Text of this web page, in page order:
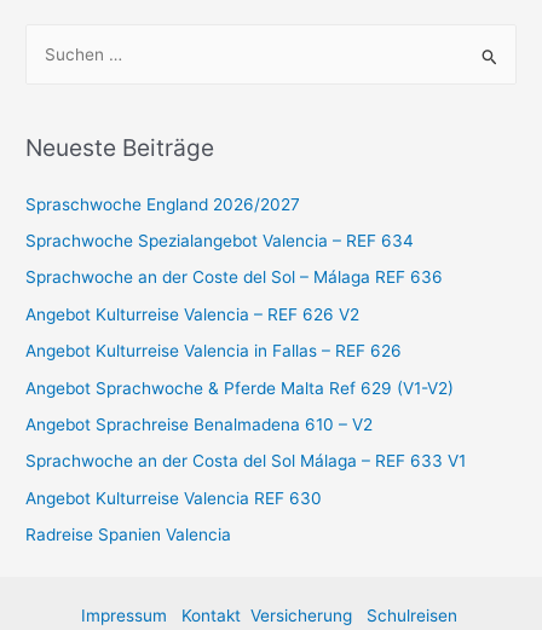
h
n
n
a
Neueste Beiträge
Spraschwoche England 2026/2027
Sprachwoche Spezialangebot Valencia – REF 634
Sprachwoche an der Coste del Sol – Málaga REF 636
Angebot Kulturreise Valencia – REF 626 V2
Angebot Kulturreise Valencia in Fallas – REF 626
Angebot Sprachwoche & Pferde Malta Ref 629 (V1-V2)
Angebot Sprachreise Benalmadena 610 – V2
Sprachwoche an der Costa del Sol Málaga – REF 633 V1
Angebot Kulturreise Valencia REF 630
Radreise Spanien Valencia
Impressum Kontakt Versicherung
Schulreisen